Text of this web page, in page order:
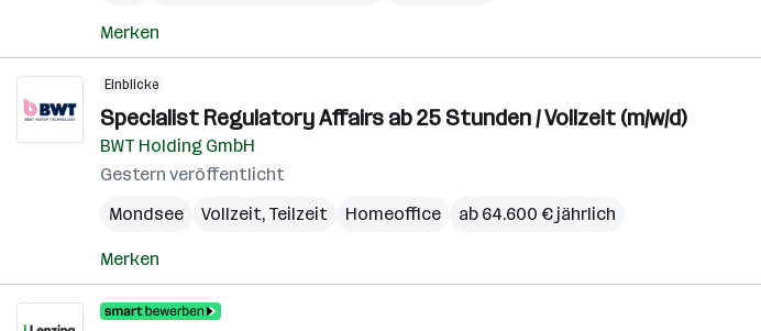
Merken
Einblicke
Specialist Regulatory Affairs ab 25 Stunden / Vollzeit (m/w/d)
BWT Holding GmbH
Gestern veröffentlicht
Mondsee
Vollzeit, Teilzeit Homeoffice ab 64.600 € jährlich
Merken